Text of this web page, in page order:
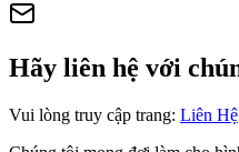
Hãy liên hệ với
Vui lòng truy cập trang: Liên Hệ